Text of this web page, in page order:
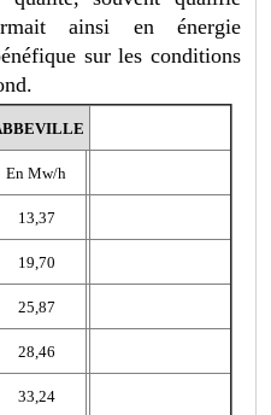
ainsi en énergie
sur les conditions
En Mw/h
13,37
19,70
25,87
28,46
33,24